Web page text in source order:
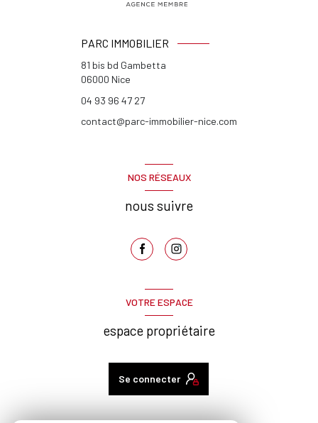
PARC IMMOBILIER
81 bis bd Gambetta
06000 Nice
04 93 96 47 27
contact@parc-immobilier-nice.com
NOS RÉSEAUX
nous suivre
VOTRE ESPACE
espace propriétaire
Se connecter